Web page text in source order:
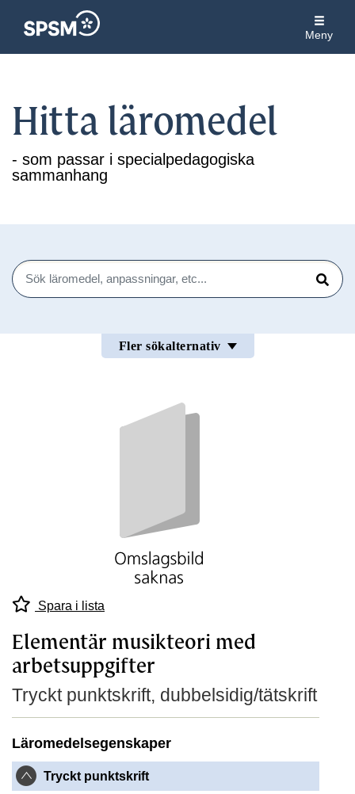
Meny
Hitta läromedel
- som passar i specialpedagogiska
sammanhang
Sök
Sök
Fler sökalternativ
Spara i lista
Elementär musikteori med
arbetsuppgifter
Tryckt punktskrift, dubbelsidig/tätskrift
Läromedelsegenskaper
Tryckt punktskrift